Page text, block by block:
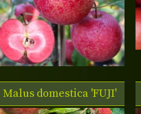
Malus domestica 'FUJI'